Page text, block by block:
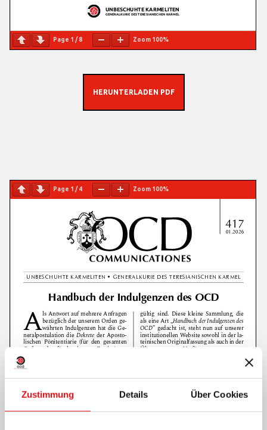
Zustimmung Details Über Cookies
Page 1 /8 Zoom 100%
HERUNTERLADEN PDF
Page 1 /4 Zoom 100%